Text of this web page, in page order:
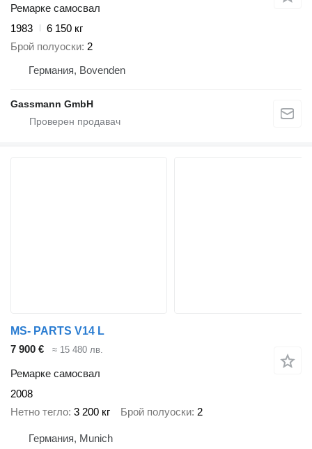
Ремарке самосвал
1983
6 150 кг
Брой полуоски 2
Германия, Bovenden
Gassmann GmbH
MS- PARTS V14 L
7 900 €
≈ 15 480 лв.
Ремарке самосвал
2008
Нетно тегло 3 200 кг Брой полуоски 2
Германия, Munich